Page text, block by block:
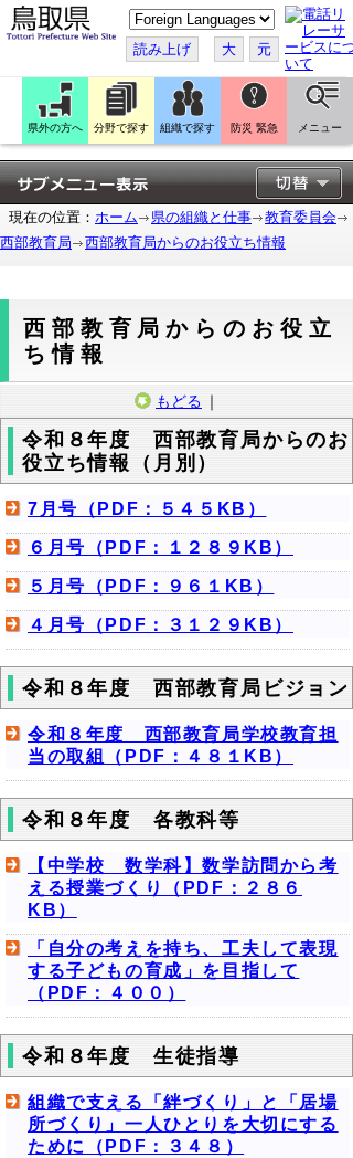
こ
の
ペ
ー
ジ
翻
訳
す
る
読み上げ 大 元
県外の方へ 分野で探す 組織で探す 防災 緊急 メニュー
現在の位置： ホーム 県の組織と仕事
教育委員会
西部教育局
西部教育局からのお役立ち情報
西部教育局からのお役立
ち情報
もどる ｜
令和８年度 西部教育局からのお
役立ち情報（月別）
7月号（PDF：５４５KB）
６月号（PDF：１２８９KB）
５月号（PDF：９６１KB）
４月号（PDF：３１２９KB）
令和８年度 西部教育局ビジョン
令和８年度 西部教育局学校教育担
当の取組（PDF：４８１KB）
令和８年度 各教科等
【中学校 数学科】数学訪問から考
える授業づくり（PDF：２８６
KB）
「自分の考えを持ち、工夫して表現
する子どもの育成」を目指して
（PDF：４００）
令和８年度 生徒指導
組織で支える「絆づくり」と「居場
所づくり」一人ひとりを大切にする
ために（PDF：３４８）